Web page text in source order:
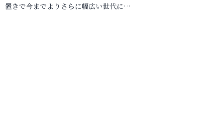
置きで今までよりさらに幅広い世代に…